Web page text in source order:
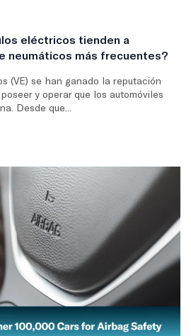
eléctricos tienden a
neumáticos más frecuentes?
(VE) se han ganado la reputación
y operar que los automóviles
Desde que...